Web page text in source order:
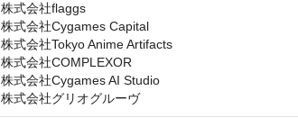
株式会社flaggs
株式会社Cygames Capital
株式会社Tokyo Anime Artifacts
株式会社COMPLEXOR
株式会社Cygames AI Studio
株式会社グリオグルーヴ